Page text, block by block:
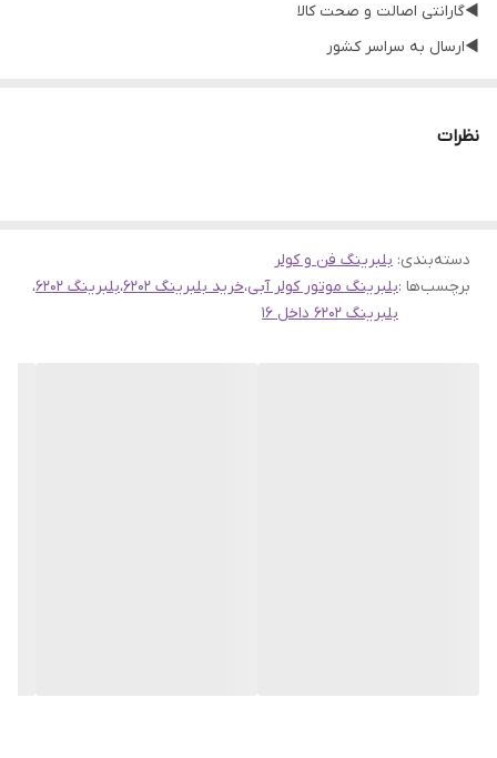
◀️گارانتی اصالت و صحت کالا
◀️ارسال به سراسر کشور
صرف زمان‌هایی نسبتا طولانی در فعالیت‏‌های نه‌چندان با اهمیت مانند
خرید و سفرهای شهری برای بسیاری از انسان‌ها اولویت خود را از دست
نظرات
دسته‌بندی: بلبرینگ فن و کولر
برچسب‌ها :بلبرینگ موتور کولر آبی،خرید بلبرینگ 6202 ،بلبرینگ 6202
،
بلبرینگ 6202 داخل 16